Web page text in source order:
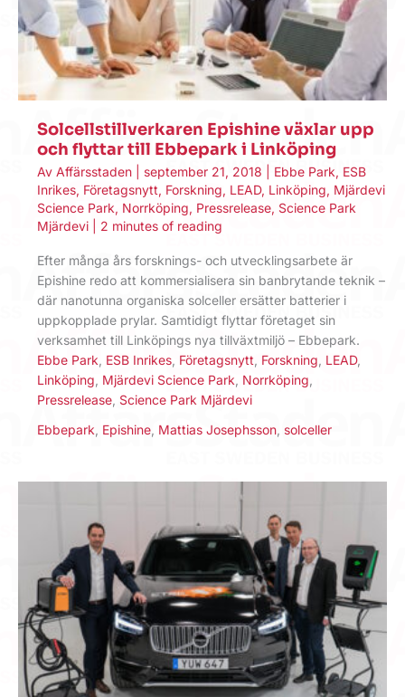
Solcellstillverkaren Epishine växlar upp
och flyttar till Ebbepark i Linköping
Av Affärsstaden september 21, 2018 Ebbe Park, ESB
Inrikes, Företagsnytt, Forskning, LEAD, Linköping, Mjärdevi
Science Park, Norrköping, Pressrelease, Science Park
Mjärdevi
2 minutes of reading
Efter många års forsknings- och utvecklingsarbete är
Epishine redo att kommersialisera sin banbrytande teknik –
där nanotunna organiska solceller ersätter batterier i
uppkopplade prylar. Samtidigt flyttar företaget sin
verksamhet till Linköpings nya tillväxtmiljö – Ebbepark.
Ebbe Park ESB Inrikes Företagsnytt Forskning LEAD,
Linköping Mjärdevi Science Park Norrköping
Pressrelease Science Park Mjärdevi
Ebbepark Epishine Mattias Josephsson solceller